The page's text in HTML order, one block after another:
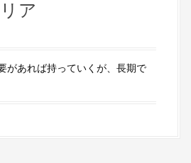
ア
があれば持っていくが、長期で